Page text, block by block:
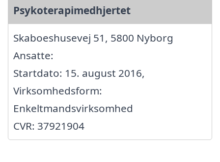
Psykoterapimedhjertet
Skaboeshusevej 51, 5800 Nyborg
Ansatte:
Startdato: 15. august 2016,
Virksomhedsform:
Enkeltmandsvirksomhed
CVR: 37921904